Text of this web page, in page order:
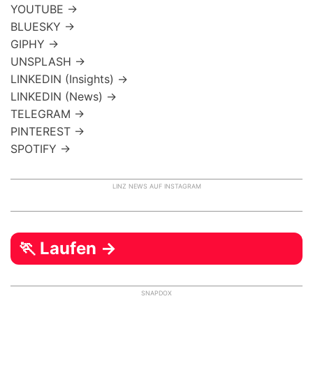
YOUTUBE →
BLUESKY →
GIPHY →
UNSPLASH →
LINKEDIN (Insights) →
LINKEDIN (News) →
TELEGRAM →
PINTEREST →
SPOTIFY →
LINZ NEWS AUF INSTAGRAM
🏃 Laufen →
SNAPDOX